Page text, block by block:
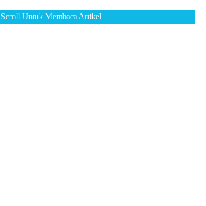
Scroll Untuk Membaca Artikel